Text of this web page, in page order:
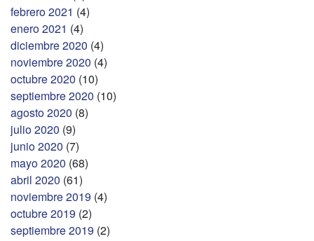
febrero 2021 (4)
enero 2021 (4)
diciembre 2020 (4)
noviembre 2020 (4)
octubre 2020 (10)
septiembre 2020 (10)
agosto 2020 (8)
julio 2020 (9)
junio 2020 (7)
mayo 2020 (68)
abril 2020 (61)
noviembre 2019 (4)
octubre 2019 (2)
septiembre 2019 (2)